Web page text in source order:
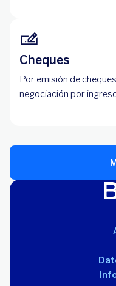
Cheques
Por emisión de
negociación por